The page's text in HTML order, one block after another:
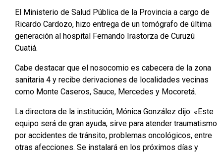
El Ministerio de Salud Pública de la Provincia a cargo de
Ricardo Cardozo, hizo entrega de un tomógrafo de última
generación al hospital Fernando Irastorza de Curuzú
Cuatiá.
Cabe destacar que el nosocomio es cabecera de la zona
sanitaria 4 y recibe derivaciones de localidades vecinas
como Monte Caseros, Sauce, Mercedes y Mocoretá.
La directora de la institución, Mónica González dijo: «Este
equipo será de gran ayuda, sirve para atender traumatismo
por accidentes de tránsito, problemas oncológicos, entre
otras afecciones. Se instalará en los próximos días y